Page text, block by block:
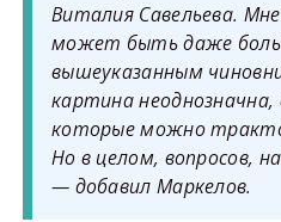
Виталия Савельева.
может быть даже
вышеуказанным
картина
которые можно
Но в целом, вопросов,
— добавил Маркелов.